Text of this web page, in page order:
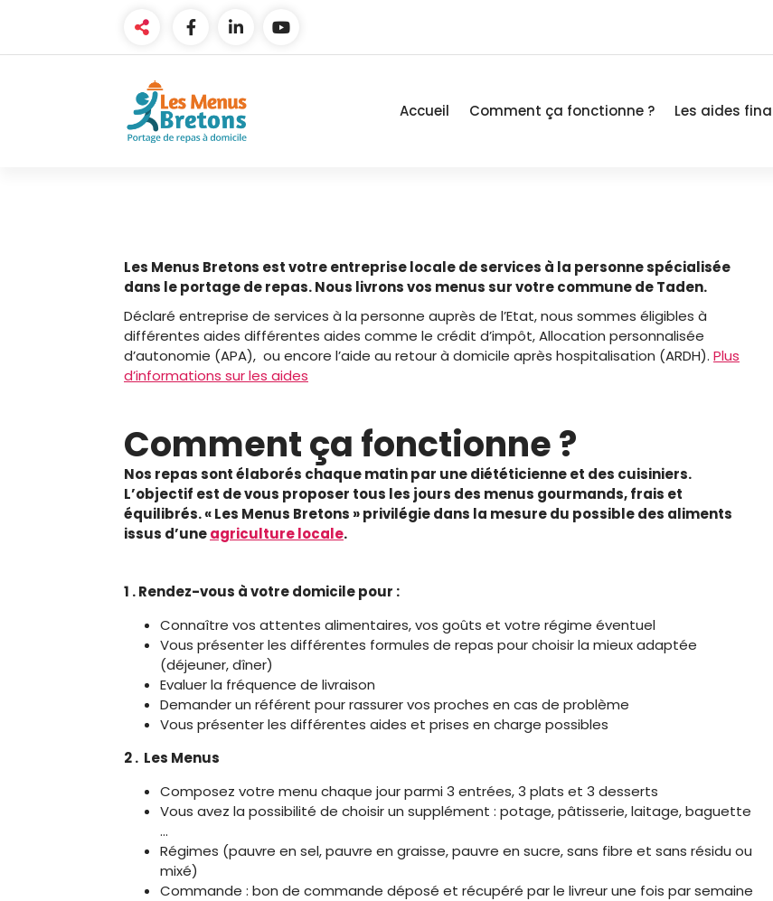
Accueil Comment ça fonctionne ? Les aides
Les Menus Bretons est votre entreprise locale de services à la personne spécialisée
dans le portage de repas. Nous livrons vos menus sur votre commune de Taden.
Déclaré entreprise de services à la personne auprès de l’Etat, nous sommes éligibles à
différentes aides différentes aides comme le crédit d’impôt, Allocation personnalisée
d’autonomie (APA), ou encore l’aide au retour à domicile après hospitalisation (ARDH). Plus
d’informations sur les aides
Comment ça fonctionne ?
Nos repas sont élaborés chaque matin par une diététicienne et des cuisiniers.
L’objectif est de vous proposer tous les jours des menus gourmands, frais et
équilibrés. «Les Menus Bretons » privilégie dans la mesure du possible des aliments
issus d’uneagriculture locale.
1 . Rendez-vous à votre domicile pour :
Connaître vos attentes alimentaires, vos goûts et votre régime éventuel
Vous présenter les différentes formules de repas pour choisir la mieux adaptée
(déjeuner, dîner)
Evaluer la fréquence de livraison
Demander un référent pour rassurer vos proches en cas de problème
Vous présenter les différentes aides et prises en charge possibles
2 . Les Menus
Composez votre menu chaque jour parmi 3 entrées, 3 plats et 3 desserts
Vous avez la possibilité de choisir un supplément : potage, pâtisserie, laitage, baguette
…
Régimes (pauvre en sel, pauvre en graisse, pauvre en sucre, sans fibre et sans résidu ou
mixé)
Commande : bon de commande déposé et récupéré par le livreur une fois par semaine